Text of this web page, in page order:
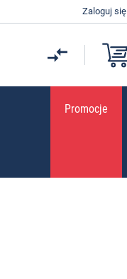
Zaloguj się
Promocje